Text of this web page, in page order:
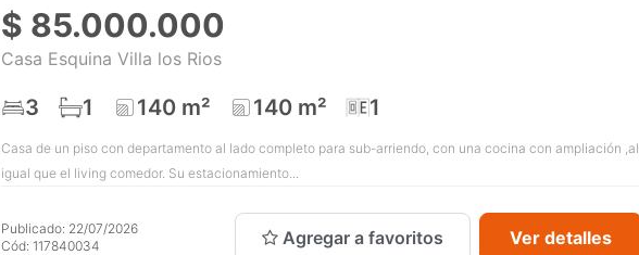
$ 85.000.000
Casa Esquina Villa los Rios
3 1 140 m² 140 m² 1
Casa de un piso con departamento al lado completo para sub-arriendo, con una cocina con ampliación ,al
igual que el living comedor. Su estacionamiento...
Publicado: 22/07/2026
Cód: 117840034 Agregar a favoritos Ver detalles